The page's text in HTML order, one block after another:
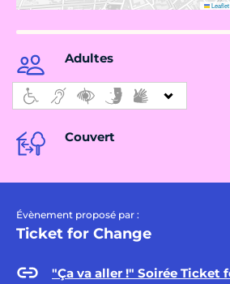
Leaflet
Adultes
Couvert
Évènement proposé par :
Ticket for Change
"Ça va aller !" Soirée Ticket